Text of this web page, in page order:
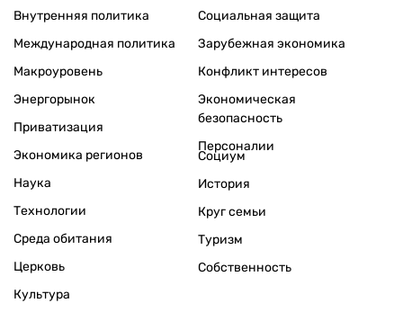
Внутренняя политика
Международная политика
Макроуровень
Энергорынок
Приватизация
Экономика регионов
Социальная защита
Зарубежная экономика
Конфликт интересов
Экономическая
безопасность
Персоналии
Наука
Технологии
Среда обитания
Церковь
Культура
Социум
История
Круг семьи
Туризм
Собственность